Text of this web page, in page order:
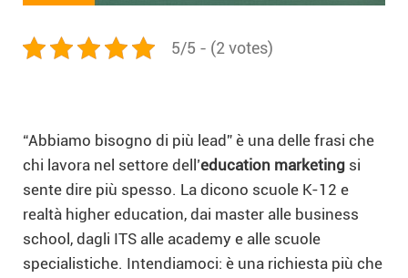
5/5 - (2 votes)
“Abbiamo bisogno di più lead” è una delle frasi che
chi lavora nel settore dell’education marketing si
sente dire più spesso. La dicono scuole K-12 e
realtà higher education, dai master alle business
school, dagli ITS alle academy e alle scuole
specialistiche. Intendiamoci: è una richiesta più che